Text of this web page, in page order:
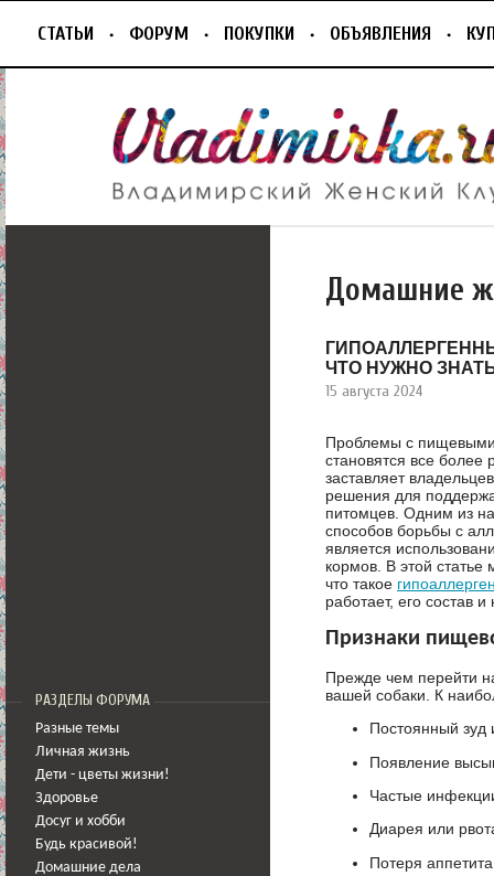
СТАТЬИ ФОРУМ ПОКУПКИ ОБЪЯВЛЕНИЯ
РАЗДЕЛЫ ФОРУМА
Разные темы
Личная жизнь
Дети - цветы жизни!
Здоровье
Досуг и хобби
Будь красивой!
Домашние дела
Домашние
ЧТО НУЖНО
15 августа 2024
Проблемы с
становятся все более
заставляет
решения для
питомцев. Одним из
способов борьбы с
является
кормов. В этой
что такое
работает, его состав
Признаки
Прежде чем перейти
вашей собаки. К
Постоянный зуд
Появление
Частые
Диарея или
Потеря